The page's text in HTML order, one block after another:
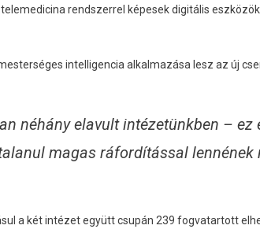
rendszerrel képesek digitális
intelligencia alkalmazása lesz az új
néhány elavult intézetünkben – ez
magas ráfordítással lennének
a két intézet együtt csupán 239 fogvatartott